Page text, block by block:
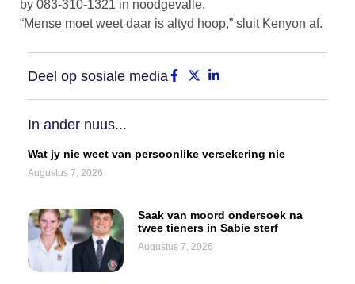
by 083-310-1321 in noodgevalle.
“Mense moet weet daar is altyd hoop,” sluit Kenyon af.
Deel op sosiale media
In ander nuus...
Wat jy nie weet van persoonlike versekering nie
Augustus 7, 2026
Saak van moord ondersoek na
twee tieners in Sabie sterf
Augustus 7, 2026